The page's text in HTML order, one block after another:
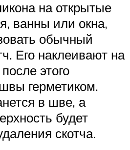
на открытые
ванны или окна,
обычный
Его наклеивают на
этого
герметиком.
в шве, а
будет
скотча.